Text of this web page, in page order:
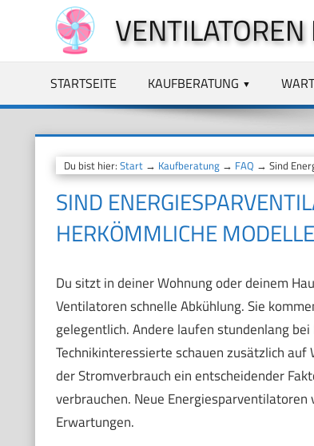
springen
VENTILATOREN
STARTSEITE KAUFBERATUNG
Du bist hier: Start→ Kaufberatung→ FAQ → Sind
SIND
HERKÖMMLICHE
Du sitzt in deiner Wohnung oder deinem
Ventilatoren schnelle Abkühlung. Sie
gelegentlich. Andere laufen stundenlang
Technikinteressierte schauen zusätzlich
der Stromverbrauch ein entscheidender
verbrauchen. Neue
Erwartungen.